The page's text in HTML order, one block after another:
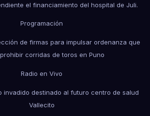
el financiamiento del hospital de Juli.
Programación
de firmas para impulsar ordenanza que
corridas de toros en Puno
Radio en Vivo
invadido destinado al futuro centro de salud
Vallecito